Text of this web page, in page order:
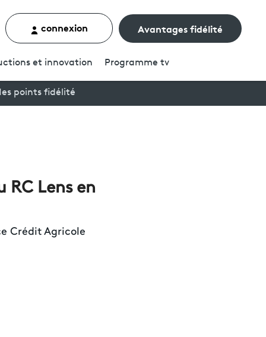
un contenu
connexion Avantages fidélité
et innovation Programme tv
points fidélité
RC Lens en
Crédit Agricole